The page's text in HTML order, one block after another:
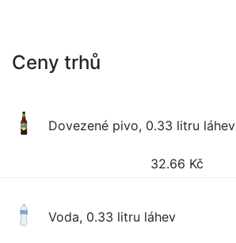
Ceny trhů
Dovezené pivo, 0.33 litru láhev
32.66 Kč
Voda, 0.33 litru láhev